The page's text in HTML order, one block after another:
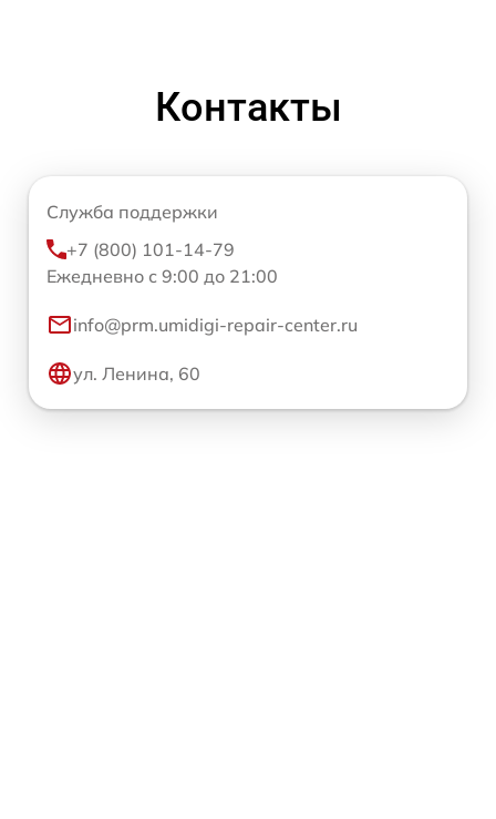
Контакты
Служба поддержки
+7 (800) 101-14-79
Ежедневно с 9:00 до 21:00
info@prm.umidigi-repair-center.ru
ул. Ленина, 60